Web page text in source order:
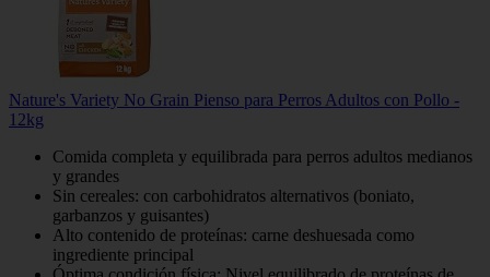
Nature's Variety No Grain Pienso para Perros Adultos con Pollo -
12kg
Comida completa y equilibrada para perros adultos medianos
y grandes
Sin cereales: con carbohidratos alternativos (boniato,
garbanzos y guisantes)
Alto contenido de proteínas: carne deshuesada como
ingrediente principal